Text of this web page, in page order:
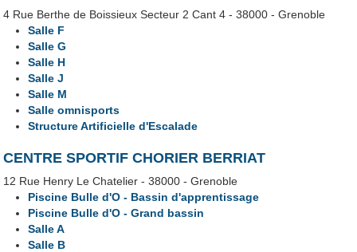
4 Rue Berthe de Boissieux Secteur 2 Cant 4 - 38000 - Grenoble
Salle F
Salle G
Salle H
Salle J
Salle M
Salle omnisports
Structure Artificielle d'Escalade
CENTRE SPORTIF CHORIER BERRIAT
12 Rue Henry Le Chatelier - 38000 - Grenoble
Piscine Bulle d'O - Bassin d'apprentissage
Piscine Bulle d'O - Grand bassin
Salle A
Salle B